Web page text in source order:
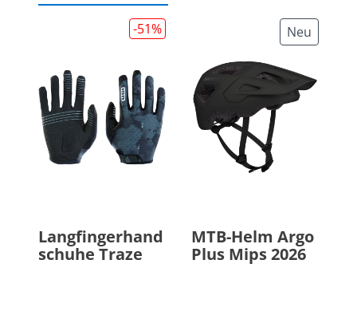
-51%
Langfingerhand
schuhe Traze
Neu
MTB-Helm Argo
Plus Mips 2026